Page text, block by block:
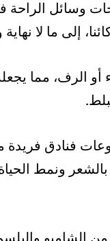
الرف، مما
فنادق فريدة
بالشعر ونمط
من الشامبو